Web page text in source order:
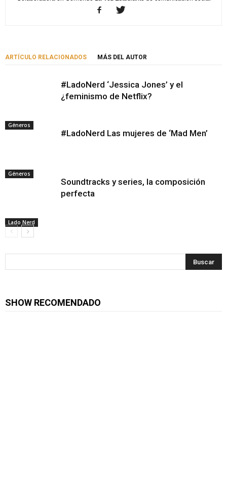
ARTÍCULO RELACIONADOS MÁS DEL AUTOR
Géneros
#LadoNerd ‘Jessica Jones’ y el
¿feminismo de Netflix?
Géneros
#LadoNerd Las mujeres de ‘Mad Men’
Lado Nerd
Soundtracks y series, la composición
perfecta
SHOW RECOMENDADO